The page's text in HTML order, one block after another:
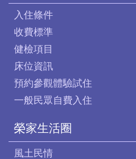
入住條件
收費標準
健檢項目
床位資訊
預約參觀體驗試住
一般民眾自費入住
榮家生活圈
風土民情